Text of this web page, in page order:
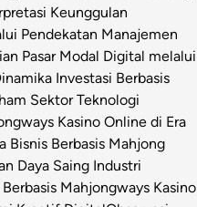
Keunggulan
Pendekatan Manajemen
Pasar Modal Digital melalui
Investasi Berbasis
Sektor Teknologi
Kasino Online di Era
Bisnis Berbasis Mahjong
Daya Saing Industri
Mahjongways Kasino